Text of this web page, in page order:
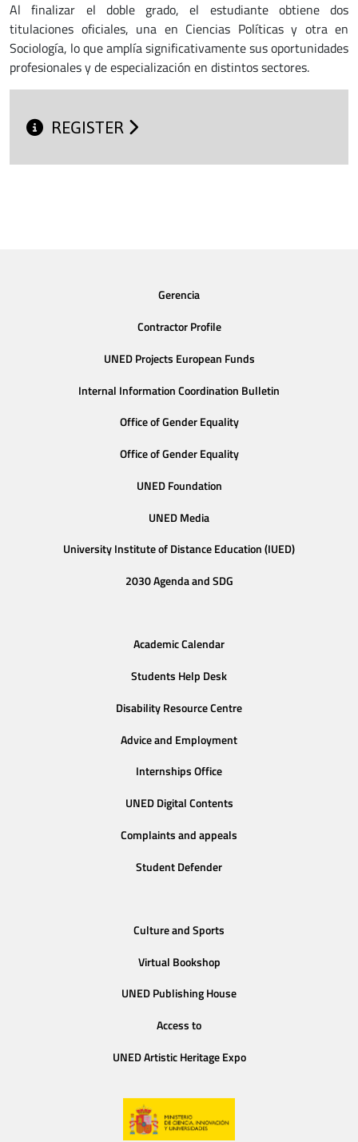
Al finalizar el doble grado, el estudiante obtiene dos
titulaciones oficiales, una en Ciencias Políticas y otra en
Sociología, lo que amplía significativamente sus oportunidades
profesionales y de especialización en distintos sectores.
REGISTER
Gerencia
Contractor Profile
UNED Projects European Funds
Internal Information Coordination Bulletin
Office of Gender Equality
Office of Gender Equality
UNED Foundation
UNED Media
University Institute of Distance Education (IUED)
2030 Agenda and SDG
Academic Calendar
Students Help Desk
Disability Resource Centre
Advice and Employment
Internships Office
UNED Digital Contents
Complaints and appeals
Student Defender
Culture and Sports
Virtual Bookshop
UNED Publishing House
Access to
UNED Artistic Heritage Expo